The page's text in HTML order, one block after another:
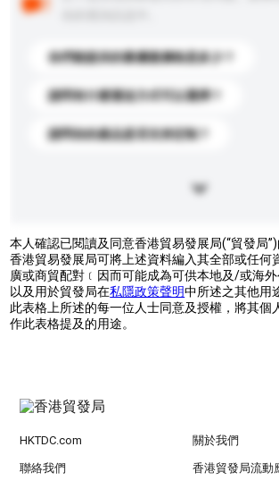
你們能提供的最優惠價格是多少？
請問有什麼運送方式可以選擇？
請問你的產品是否支持定制？
本人確認已閱讀及同意香港貿易發展局(“貿發局
香港貿易發展局可將上述資料編入其全部或任何
廣或商貿配對﹝因而可能成為可供本地及/或海外
以及用於貿發局在私隱政策聲明中所述之其他用
此表格上所述的每一位人士同意及授權，將其個
作此表格提及的用途。
HKTDC.com 關於我們
聯絡我們 香港貿發局流動